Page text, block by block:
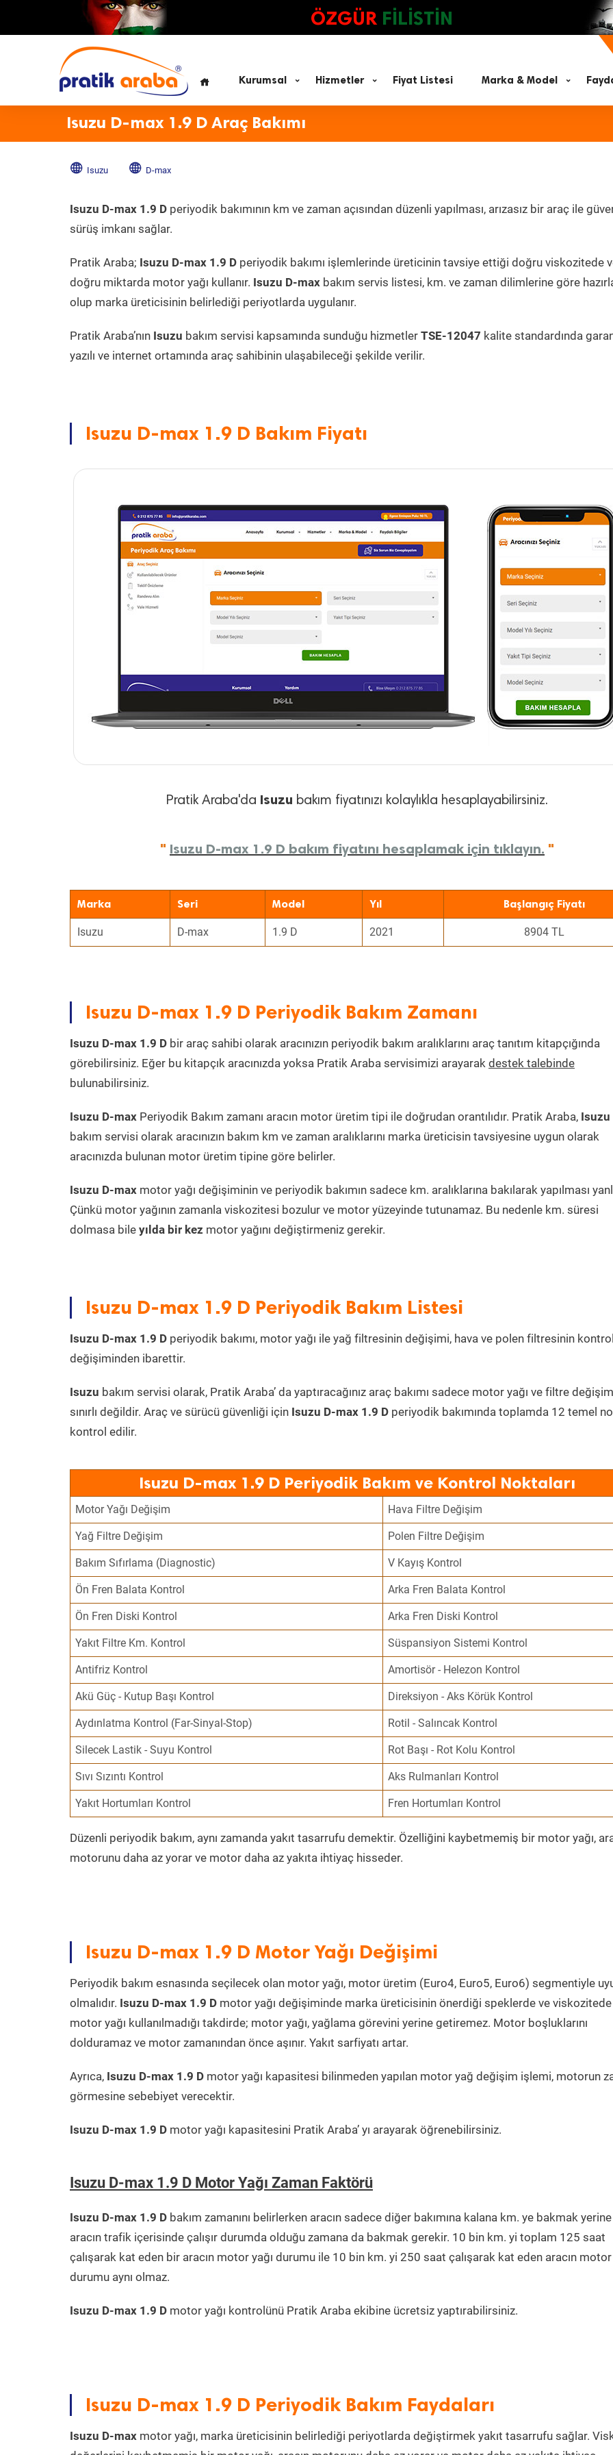
ÖZGÜR FİLİSTİN
Kurumsal Hizmetler Fiyat Listesi Marka & Model
Isuzu D-max 1.9 D Araç Bakımı
Isuzu D-max
Isuzu D-max 1.9 D periyodik bakımının km ve zaman açısından düzenli yapılması, arızasız bir araç ile
sürüş imkanı sağlar.
Pratik Araba; Isuzu D-max 1.9 D periyodik bakımı işlemlerinde üreticinin tavsiye ettiği doğru viskozitede
doğru miktarda motor yağı kullanır. Isuzu D-max bakım servis listesi, km. ve zaman dilimlerine göre
olup marka üreticisinin belirlediği periyotlarda uygulanır.
Pratik Araba’nın Isuzu bakım servisi kapsamında sunduğu hizmetler TSE-12047 kalite standardında
yazılı ve internet ortamında araç sahibinin ulaşabileceği şekilde verilir.
Isuzu D-max 1.9 D Bakım Fiyatı
Pratik Araba'da Isuzu bakım fiyatınızı kolaylıkla hesaplayabilirsiniz.
" Isuzu D-max 1.9 D bakım fiyatını hesaplamak için tıklayın. "
Marka Seri Model Yıl Başlangıç Fiyatı
Isuzu D-max 1.9 D 2021 8904 TL
Isuzu D-max 1.9 D Periyodik Bakım Zamanı
Isuzu D-max 1.9 D bir araç sahibi olarak aracınızın periyodik bakım aralıklarını araç tanıtım kitapçığında
görebilirsiniz. Eğer bu kitapçık aracınızda yoksa Pratik Araba servisimizi arayarak destek talebinde
bulunabilirsiniz.
Isuzu D-max Periyodik Bakım zamanı aracın motor üretim tipi ile doğrudan orantılıdır. Pratik Araba, Isuzu
bakım servisi olarak aracınızın bakım km ve zaman aralıklarını marka üreticisin tavsiyesine uygun olarak
aracınızda bulunan motor üretim tipine göre belirler.
Isuzu D-max motor yağı değişiminin ve periyodik bakımın sadece km. aralıklarına bakılarak yapılması
Çünkü motor yağının zamanla viskozitesi bozulur ve motor yüzeyinde tutunamaz. Bu nedenle km. süresi
dolmasa bile yılda bir kez motor yağını değiştirmeniz gerekir.
Isuzu D-max 1.9 D Periyodik Bakım Listesi
Isuzu D-max 1.9 D periyodik bakımı, motor yağı ile yağ filtresinin değişimi, hava ve polen filtresinin
değişiminden ibarettir.
Isuzu bakım servisi olarak, Pratik Araba’ da yaptıracağınız araç bakımı sadece motor yağı ve filtre
sınırlı değildir. Araç ve sürücü güvenliği için Isuzu D-max 1.9 D periyodik bakımında toplamda 12 temel
kontrol edilir.
Isuzu D-max 1.9 D Periyodik Bakım ve Kontrol Noktaları
Motor Yağı Değişim Hava Filtre Değişim
Yağ Filtre Değişim Polen Filtre Değişim
Bakım Sıfırlama (Diagnostic) V Kayış Kontrol
Ön Fren Balata Kontrol Arka Fren Balata Kontrol
Ön Fren Diski Kontrol Arka Fren Diski Kontrol
Yakıt Filtre Km. Kontrol Süspansiyon Sistemi Kontrol
Antifriz Kontrol Amortisör - Helezon Kontrol
Akü Güç - Kutup Başı Kontrol Direksiyon - Aks Körük Kontrol
Aydınlatma Kontrol (Far-Sinyal-Stop) Rotil - Salıncak Kontrol
Silecek Lastik - Suyu Kontrol Rot Başı - Rot Kolu Kontrol
Sıvı Sızıntı Kontrol Aks Rulmanları Kontrol
Yakıt Hortumları Kontrol Fren Hortumları Kontrol
Düzenli periyodik bakım, aynı zamanda yakıt tasarrufu demektir. Özelliğini kaybetmemiş bir motor yağı,
motorunu daha az yorar ve motor daha az yakıta ihtiyaç hisseder.
Isuzu D-max 1.9 D Motor Yağı Değişimi
Periyodik bakım esnasında seçilecek olan motor yağı, motor üretim (Euro4, Euro5, Euro6) segmentiyle
olmalıdır. Isuzu D-max 1.9 D motor yağı değişiminde marka üreticisinin önerdiği speklerde ve viskozitede
motor yağı kullanılmadığı takdirde; motor yağı, yağlama görevini yerine getiremez. Motor boşluklarını
dolduramaz ve motor zamanından önce aşınır. Yakıt sarfiyatı artar.
Ayrıca, Isuzu D-max 1.9 D motor yağı kapasitesi bilinmeden yapılan motor yağ değişim işlemi, motorun
görmesine sebebiyet verecektir.
Isuzu D-max 1.9 D motor yağı kapasitesini Pratik Araba’ yı arayarak öğrenebilirsiniz.
Isuzu D-max 1.9 D Motor Yağı Zaman Faktörü
Isuzu D-max 1.9 D bakım zamanını belirlerken aracın sadece diğer bakımına kalana km. ye bakmak yerine
aracın trafik içerisinde çalışır durumda olduğu zamana da bakmak gerekir. 10 bin km. yi toplam 125 saat
çalışarak kat eden bir aracın motor yağı durumu ile 10 bin km. yi 250 saat çalışarak kat eden aracın motor
durumu aynı olmaz.
Isuzu D-max 1.9 D motor yağı kontrolünü Pratik Araba ekibine ücretsiz yaptırabilirsiniz.
Isuzu D-max 1.9 D Periyodik Bakım Faydaları
Isuzu D-max motor yağı, marka üreticisinin belirlediği periyotlarda değiştirmek yakıt tasarrufu sağlar.